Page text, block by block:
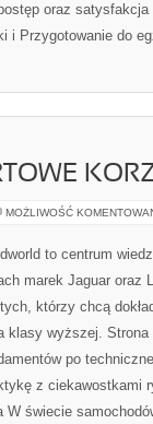
oraz
Przygotowanie do
MOŻLIWOŚĆ
to centrum
marek Jaguar oraz
którzy chcą
klasy wyższej.
po
z ciekawostkami
świecie